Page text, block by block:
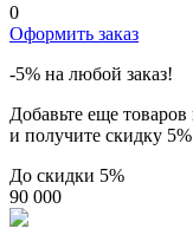
0
Оформить заказ
-5% на любой заказ!
Добавьте еще
и получите скидку
До скидки 5%
90 000